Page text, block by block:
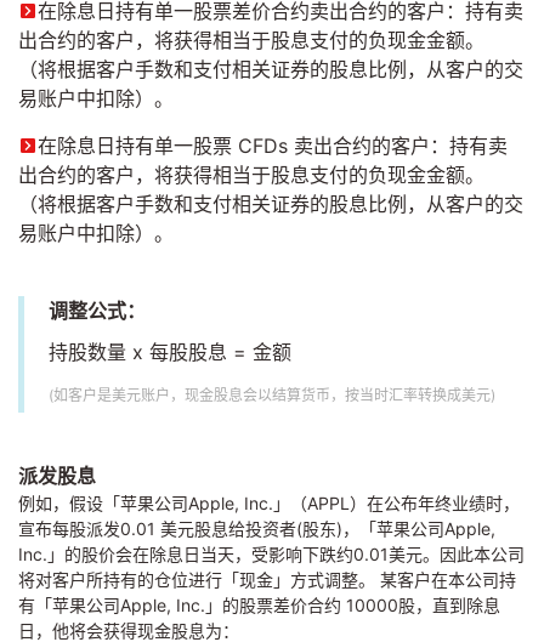
在除息日持有单一股票差价合约卖出合约的客户：持有卖
出合约的客户，将获得相当于股息支付的负现金金额。
（将根据客户手数和支付相关证券的股息比例，从客户的交
易账户中扣除）。
在除息日持有单一股票 CFDs 卖出合约的客户：持有卖
出合约的客户，将获得相当于股息支付的负现金金额。
（将根据客户手数和支付相关证券的股息比例，从客户的交
易账户中扣除）。
调整公式：
持股数量 x 每股股息 = 金额
(如客户是美元账户，现金股息会以结算货币，按当时汇率转换成美元)
派发股息
例如，假设「苹果公司Apple, Inc.」（APPL）在公布年终业绩时，
宣布每股派发0.01 美元股息给投资者(股东)，「苹果公司Apple,
Inc.」的股价会在除息日当天，受影响下跌约0.01美元。因此本公司
将对客户所持有的仓位进行「现金」方式调整。 某客户在本公司持
有「苹果公司Apple, Inc.」的股票差价合约 10000股，直到除息
日，他将会获得现金股息为：